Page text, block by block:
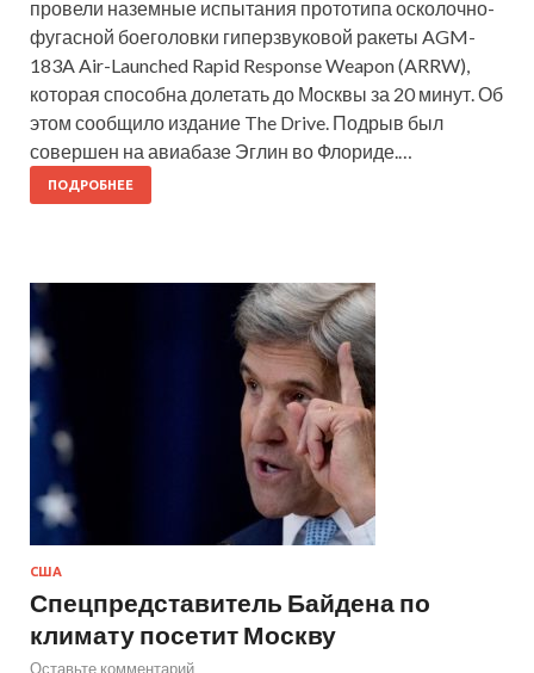
провели наземные испытания прототипа осколочно-
фугасной боеголовки гиперзвуковой ракеты AGM-
183A Air-Launched Rapid Response Weapon (ARRW),
которая способна долетать до Москвы за 20 минут. Об
этом сообщило издание The Drive. Подрыв был
совершен на авиабазе Эглин во Флориде.…
ПОДРОБНЕЕ
США
Спецпредставитель Байдена по
климату посетит Москву
Оставьте комментарий